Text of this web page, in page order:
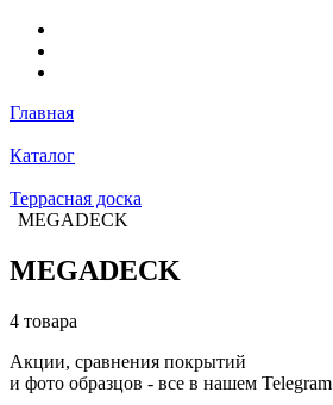
Главная
Каталог
Террасная доска
MEGADECK
MEGADECK
4 товара
Акции, сравнения покрытий
и фото образцов - все в нашем Telegram